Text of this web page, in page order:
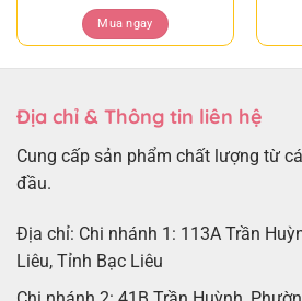
Mua ngay
Địa chỉ & Thông tin liên hệ
Cung cấp sản phẩm chất lượng từ
đầu.
Địa chỉ: Chi nhánh 1: 113A Trần
Liêu, Tỉnh Bạc Liêu